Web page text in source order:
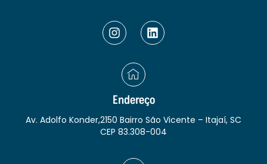
Endereço
Av. Adolfo Konder,2150 Bairro São Vicente – Itajaí, SC
CEP 83.308-004